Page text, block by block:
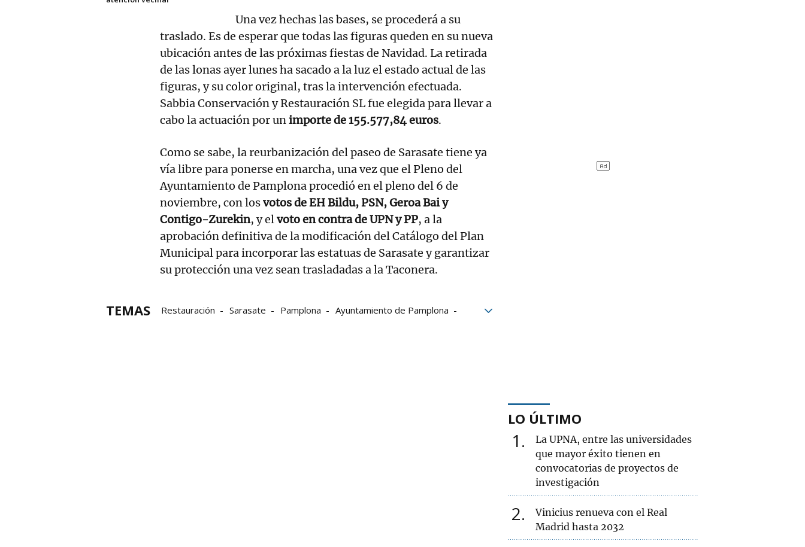
Una vez hechas las bases, se procederá a su
traslado. Es de esperar que todas las figuras queden en su nueva
ubicación antes de las próximas fiestas de Navidad. La retirada
de las lonas ayer lunes ha sacado a la luz el estado actual de las
figuras, y su color original, tras la intervención efectuada.
Sabbia Conservación y Restauración SL fue elegida para llevar a
cabo la actuación por unimporte de 155.577,84 euros.
Como se sabe, la reurbanización del paseo de Sarasate tiene ya
vía libre para ponerse en marcha, una vez que el Pleno del
Ayuntamiento de Pamplona procedió en el pleno del 6 de
noviembre, con losvotos de EH Bildu, PSN, Geroa Bai y
Contigo-Zurekin, y elvoto en contra de UPN y PP, a la
aprobación definitiva de la modificación del Catálogo del Plan
Municipal para incorporar las estatuas de Sarasate y garantizar
su protección una vez sean trasladadas a la Taconera.
TEMAS Restauración Sarasate Pamplona
Ayuntamiento de Pamplona
LO ÚLTIMO
1
La UPNA, entre las universidades
que mayor éxito tienen en
convocatorias de proyectos de
investigación
2
Vinicius renueva con el Real
Madrid hasta 2032